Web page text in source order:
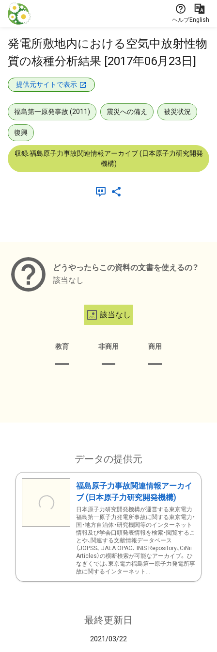
本文に飛ぶ
ヘルプEnglish
発電所敷地内における空気中放射性物
質の核種分析結果 [2017年06月23日]
提供元サイトで表示
福島第一原発事故 (2011) 震災への備え 被災状況
復興
収録:福島原子力事故関連情報アーカイブ (日本原子力研究開発
機構)
どうやったらこの資料の文書を使えるの？
該当なし
該当なし
教育 非商用 商用
データの提供元
福島原子力事故関連情報アーカイ
ブ (日本原子力研究開発機構)
日本原子力研究開発機構が運営する東京電力
福島第一原子力発電所事故に関する東京電力・
国・地方自治体・研究機関等のインターネット
情報及び学会口頭発表情報を検索・閲覧するこ
とや、関連する文献情報データベース
（JOPSS、 JAEA OPAC、 INIS Repository、CiNii
Articles）の横断検索が可能なアーカイブ。 ひ
なぎくでは、東京電力福島第一原子力発電所事
故に関するインターネット...
最終更新日
2021/03/22